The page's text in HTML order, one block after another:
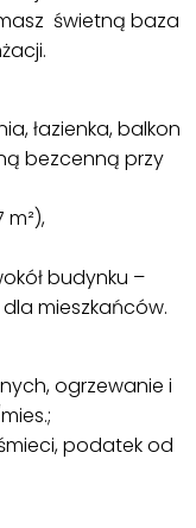
świetną baza
łazienka, balkon
bezcenną przy
budynku –
mieszkańców.
ogrzewanie i
podatek od